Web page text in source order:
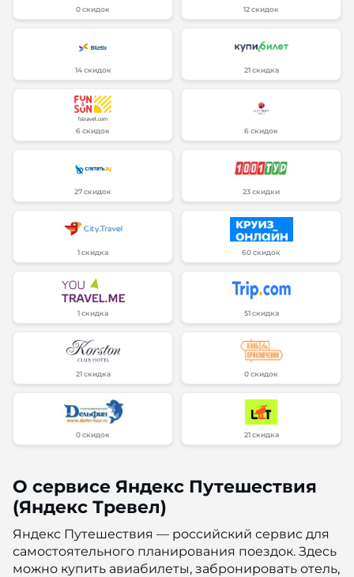
0 скидок 12 скидок
14 скидок 21 скидка
6 скидок 6 скидок
27 скидок 23 скидки
1 скидка 60 скидок
1 скидка 51 скидка
21 скидка 0 скидок
0 скидок 21 скидка
О сервисе Яндекс Путешествия
(Яндекс Тревел)
Яндекс Путешествия — российский сервис для
самостоятельного планирования поездок. Здесь
можно купить авиабилеты, забронировать отель,